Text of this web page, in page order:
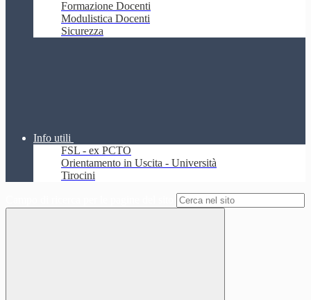
Formazione Docenti
Modulistica Docenti
Sicurezza
Info utili
FSL - ex PCTO
Orientamento in Uscita - Università
Tirocini